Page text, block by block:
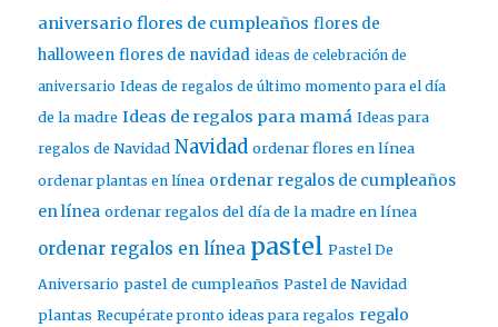
aniversario flores de cumpleaños flores de
halloween flores de navidad ideas de celebración de
aniversario Ideas de regalos de último momento para el día
de la madre Ideas de regalos para mamá Ideas para
regalos de Navidad Navidad ordenar flores en línea
ordenar plantas en línea ordenar regalos de cumpleaños
en línea ordenar regalos del día de la madre en línea
ordenar regalos en línea pastel Pastel De
Aniversario pastel de cumpleaños Pastel de Navidad
plantas Recupérate pronto ideas para regalos regalo